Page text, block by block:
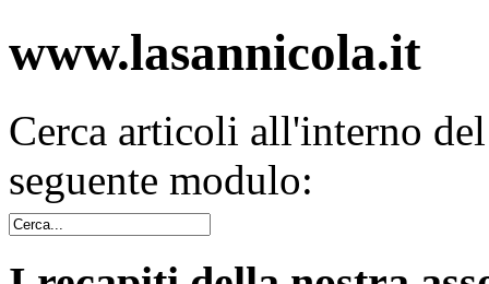
www.lasannicola.it
Cerca articoli all'interno
seguente modulo: